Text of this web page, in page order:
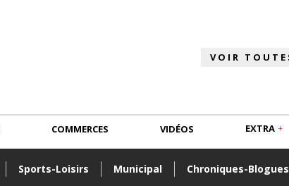
Sports-Loisirs Municipal Chroniques-Blogues
COMMERCES VIDÉOS EXTRA